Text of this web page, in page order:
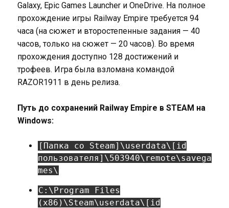
Galaxy, Epic Games Launcher и OneDrive. На полное
прохождение игры Railway Empire требуется 94
часа (на сюжет и второстепенные задания — 40
часов, только на сюжет — 20 часов). Во время
прохождения доступно 128 достижений и
трофеев. Игра была взломана командой
RAZOR1911 в день релиза.
Путь до сохранений Railway Empire в STEAM на
Windows:
[Папка со Steam]\userdata\[id
пользователя]\503940\remote\savega
mes\
C:\Program Files
(x86)\Steam\userdata\[id